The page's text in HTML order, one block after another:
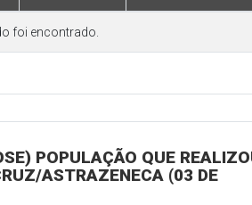
foi encontrado.
POPULAÇÃO QUE
ASTRAZENECA (03 DE